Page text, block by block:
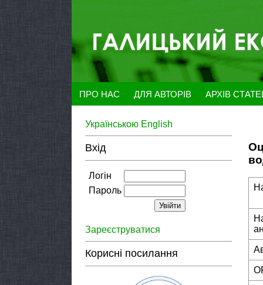
ПРО НАС ДЛЯ АВТОРІВ АРХІВ
Українською English
Вхід
Логін
Пароль
Зареєструватися
Корисні посилання